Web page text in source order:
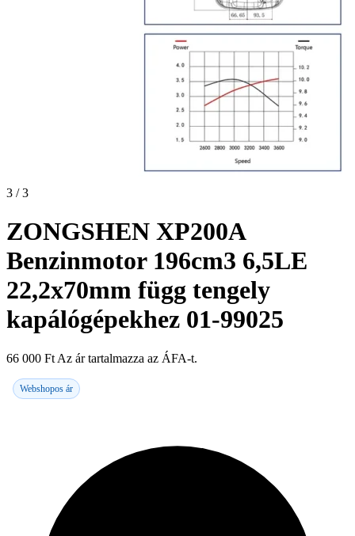
3 / 3
ZONGSHEN XP200A
Benzinmotor 196cm3 6,5LE
22,2x70mm függ tengely
kapálógépekhez 01-99025
66 000 Ft Az ár tartalmazza az ÁFA-t.
Webshopos ár